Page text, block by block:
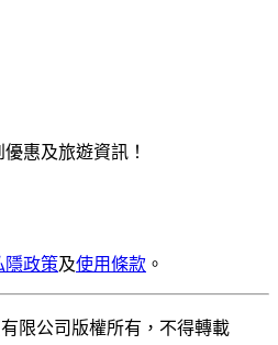
惠及旅遊資訊！
隱政策及使用條款 。
限公司版權所有，不得轉載